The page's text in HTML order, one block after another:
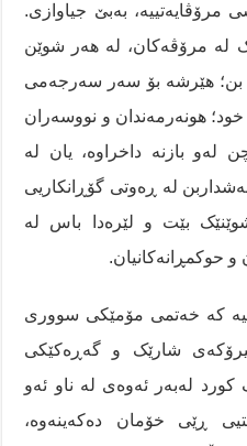
بەبێ جیاوازی.
مرۆڤەکان، لە هەر شوێن
بن؛ هێرشە بۆ سەر سەرجەمی
هونەرمەندان و نووسەران
لەو بازنە داخراوە، یان لە
بەشداربن لە ڕەوتی گۆڕانکاریی
بێت و لێرەدا باس لە
حوکمڕانەکانیان.
کە خەتمی مۆمێکی سووری
شارێک و گەڕەکێکی
لەبەر ئەوەی لە ناو ئەو
ڕێی خۆمان دەکەینەوە،